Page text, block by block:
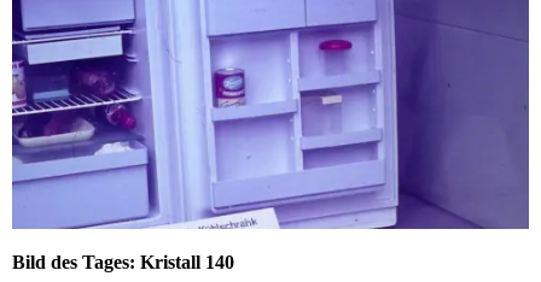
Bild des Tages: Kristall 140